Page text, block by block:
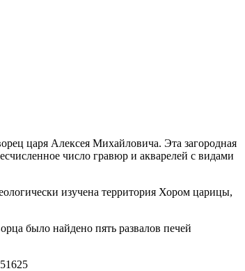
царя Алексея Михайловича. Эта загородная
число гравюр и акварелей с видами
изучена территория Хором царицы,
было найдено пять развалов печей
625